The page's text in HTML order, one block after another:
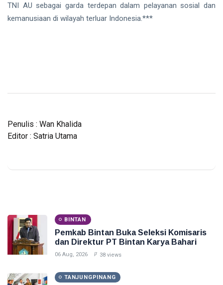
TNI AU sebagai garda terdepan dalam pelayanan sosial dan
kemanusiaan di wilayah terluar Indonesia.***
Penulis : Wan Khalida
Editor : Satria Utama
BINTAN
Pemkab Bintan Buka Seleksi Komisaris
dan Direktur PT Bintan Karya Bahari
06 Aug, 2026 38 views
TANJUNGPINANG